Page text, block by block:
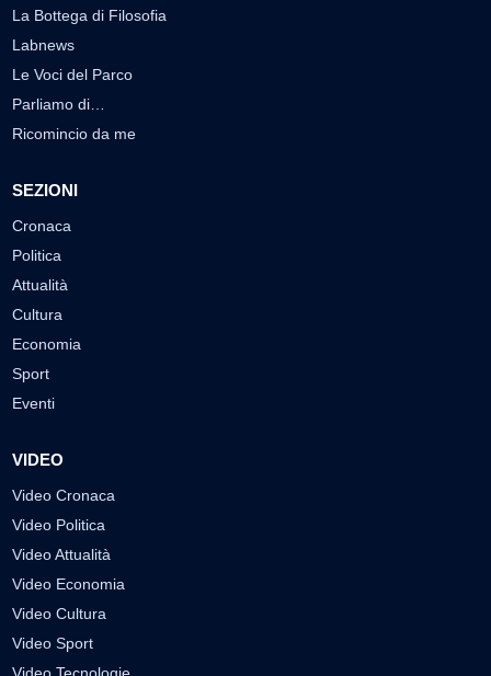
La Bottega di Filosofia
Labnews
Le Voci del Parco
Parliamo di…
Ricomincio da me
SEZIONI
Cronaca
Politica
Attualità
Cultura
Economia
Sport
Eventi
VIDEO
Video Cronaca
Video Politica
Video Attualità
Video Economia
Video Cultura
Video Sport
Video Tecnologie